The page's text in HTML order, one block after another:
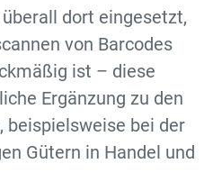
dort eingesetzt,
von Barcodes
ist – diese
Ergänzung zu den
beispielsweise bei der
Gütern in Handel und